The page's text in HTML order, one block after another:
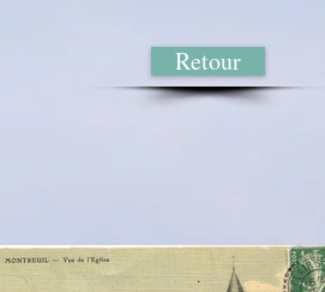
Retour